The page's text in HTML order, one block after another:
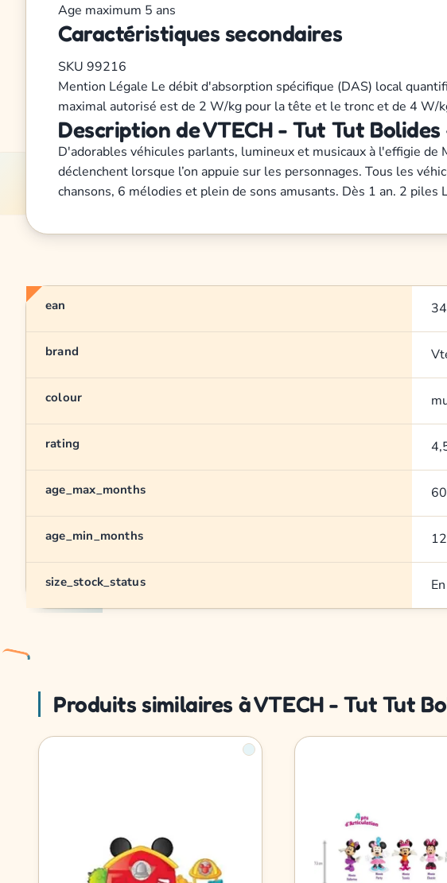
Age maximum 5 ans
Caractéristiques secondaires
SKU 99216
Mention Légale Le débit d'absorption spécifique (DAS) local
maximal autorisé est de 2 W/kg pour la tête et le tronc et de 4 W/
Description de VTECH - Tut Tut
D'adorables véhicules parlants, lumineux et musicaux à l'effigie de
déclenchent lorsque l’on appuie sur les personnages. Tous les
chansons, 6 mélodies et plein de sons amusants. Dès 1 an. 2 piles
ean
brand
colour
rating
age_max_months 60
age_min_months 12
size_stock_status
Produits similaires à VTECH - Tut Tut